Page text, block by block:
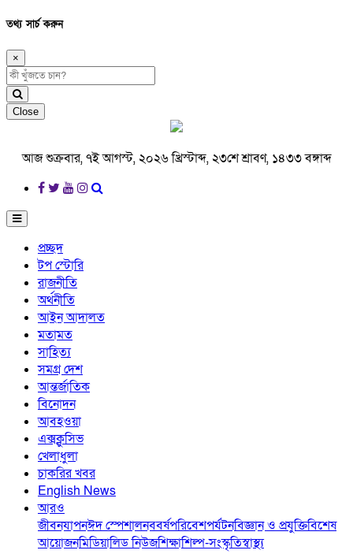
তথ্য সার্চ করুন
×
Close
আজ শুক্রবার, ৭ই আগস্ট, ২০২৬ খ্রিস্টাব্দ, ২৩শে শ্রাবণ, ১৪৩৩ বঙ্গাব্দ
প্রচ্ছদ
টপ স্টোরি
রাজনীতি
অর্থনীতি
আইন আদালত
মতামত
সাহিত্য
সমগ্র দেশ
আন্তর্জাতিক
বিনোদন
আবহওয়া
এক্সক্লুসিভ
খেলাধুলা
চাকরির খবর
English News
আরও
জীবনযাপনঈদ স্পেশালনববর্ষপরিবেশপর্যটনবিজ্ঞান ও প্রযুক্তিবিশেষ
আয়োজনমিডিয়ালিড নিউজশিক্ষাশিল্প-সংস্কৃতিস্বাস্থ্য